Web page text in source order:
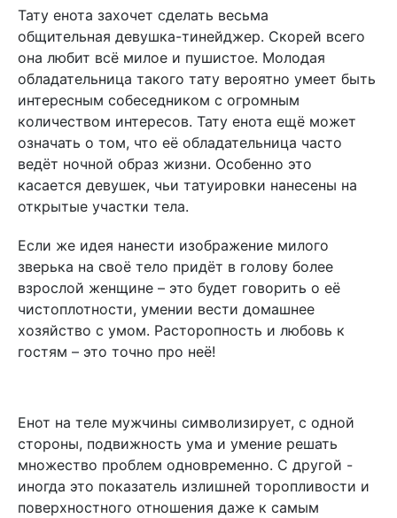
Тату енота захочет сделать весьма
общительная девушка-тинейджер. Скорей всего
она любит всё милое и пушистое. Молодая
обладательница такого тату вероятно умеет быть
интересным собеседником с огромным
количеством интересов. Тату енота ещё может
означать о том, что её обладательница часто
ведёт ночной образ жизни. Особенно это
касается девушек, чьи татуировки нанесены на
открытые участки тела.
Если же идея нанести изображение милого
зверька на своё тело придёт в голову более
взрослой женщине – это будет говорить о её
чистоплотности, умении вести домашнее
хозяйство с умом. Расторопность и любовь к
гостям – это точно про неё!
Енот на теле мужчины символизирует, с одной
стороны, подвижность ума и умение решать
множество проблем одновременно. С другой -
иногда это показатель излишней торопливости и
поверхностного отношения даже к самым